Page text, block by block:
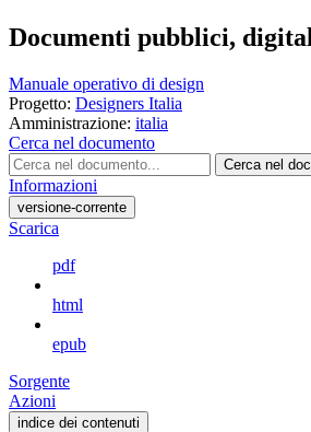
Documenti pubblici,
Manuale operativo di design
Progetto: Designers Italia
Amministrazione: italia
Cerca nel documento
Cerca nel
Informazioni
versione-corrente
Scarica
pdf
html
epub
Sorgente
Azioni
indice dei contenuti